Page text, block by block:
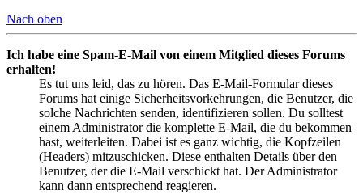
Nach oben
Ich habe eine Spam-E-Mail von einem Mitglied dieses Forums
erhalten!
Es tut uns leid, das zu hören. Das E-Mail-Formular dieses
Forums hat einige Sicherheitsvorkehrungen, die Benutzer, die
solche Nachrichten senden, identifizieren sollen. Du solltest
einem Administrator die komplette E-Mail, die du bekommen
hast, weiterleiten. Dabei ist es ganz wichtig, die Kopfzeilen
(Headers) mitzuschicken. Diese enthalten Details über den
Benutzer, der die E-Mail verschickt hat. Der Administrator
kann dann entsprechend reagieren.